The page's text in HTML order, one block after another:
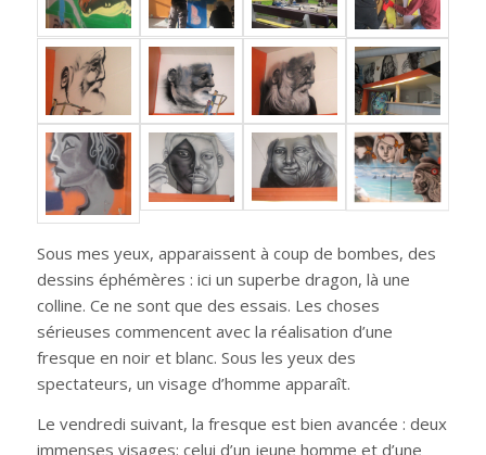
Sous mes yeux, apparaissent à coup de bombes, des
dessins éphémères : ici un superbe dragon, là une
colline. Ce ne sont que des essais. Les choses
sérieuses commencent avec la réalisation d’une
fresque en noir et blanc. Sous les yeux des
spectateurs, un visage d’homme apparaît.
Le vendredi suivant, la fresque est bien avancée : deux
immenses visages: celui d’un jeune homme et d’une